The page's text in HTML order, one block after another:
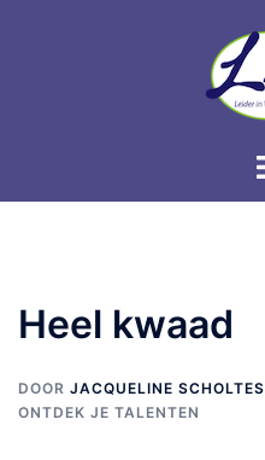
Heel kwaad
DOOR JACQUELINE SCHOLTES
ONTDEK JE TALENTEN